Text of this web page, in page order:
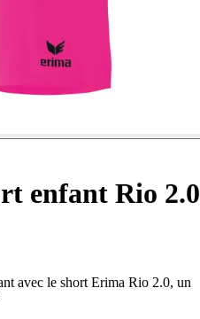
enfant Rio 2.0
avec le short Erima Rio 2.0, un